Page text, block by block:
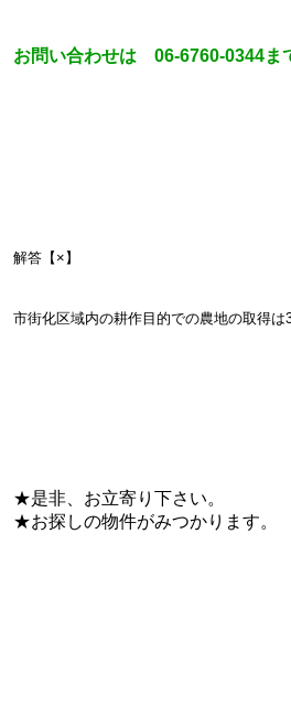
お問い合わせは 06-6760-0344ま
解答【×】
市街化区域内の耕作目的での農地の取得は
★是非、お立寄り下さい。
★お探しの物件がみつかります。